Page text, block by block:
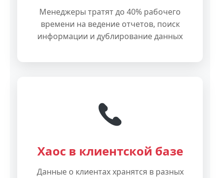
Менеджеры тратят до 40% рабочего
времени на ведение отчетов, поиск
информации и дублирование данных
Хаос в клиентской базе
Данные о клиентах хранятся в разных